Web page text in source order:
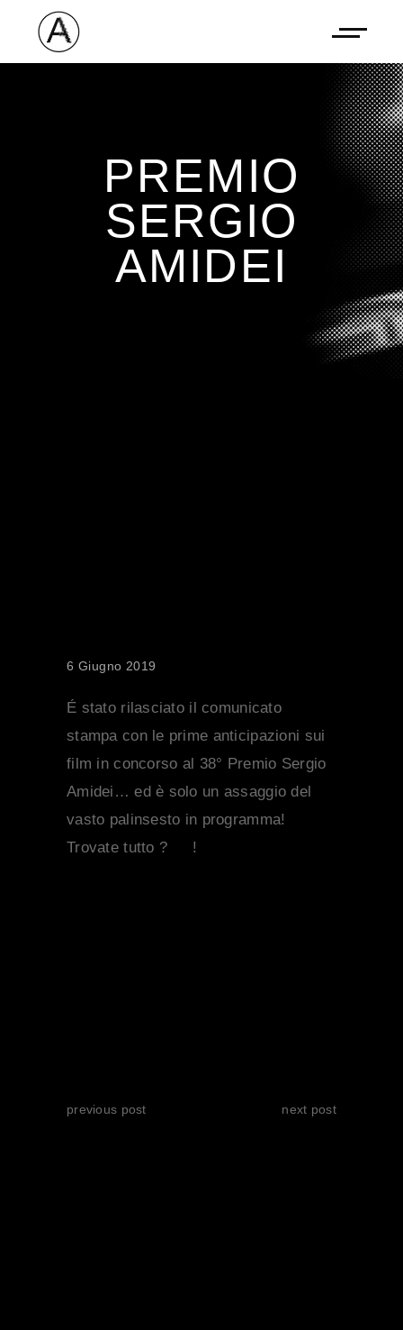
PREMIO
SERGIO
AMIDEI
6 Giugno 2019
É stato rilasciato il comunicato
stampa con le prime anticipazioni sui
film in concorso al 38° Premio Sergio
Amidei… ed è solo un assaggio del
vasto palinsesto in programma!
Trovate tutto ?
!
previous post next post